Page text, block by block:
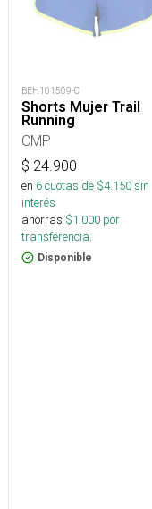
BEH101509-C
Shorts Mujer Trail
Running
CMP
$ 24.900
en 6cuotas de $4.150sin
interés
ahorras $1.000 por
transferencia.
Disponible